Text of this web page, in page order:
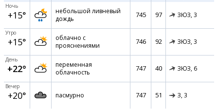
Ночь
+15°
небольшой ливневый
дождь
745 97 ЗЮЗ, 3
Утро
+15°
облачно с
прояснениями
746 92 ЗЮЗ, 3
День
+22°
переменная
облачность
747 40 ЗЮЗ, 6
Вечер
+20° пасмурно 747 51 З, 3